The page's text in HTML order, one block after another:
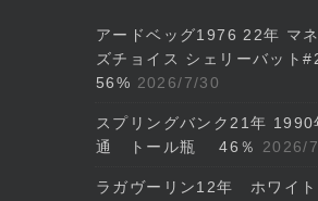
アードベッグ1976 22年 マ
ズチョイス シェリーバット
56% 2026/7/30
スプリングバンク21年 1990
通 トール瓶 46％
2026/
ラガヴーリン12年 ホワイ